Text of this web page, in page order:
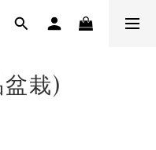
栽)